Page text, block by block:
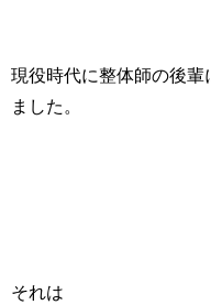
現役時代に整体師の後輩
ました。
それは